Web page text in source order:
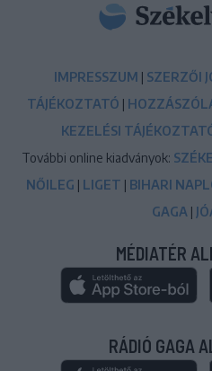
IMPRESSZUM | SZERZŐI
TÁJÉKOZTATÓ |
KEZELÉSI
További online kiadványok:
NŐILEG | LIGET | BIHARI
GAGA |
MÉDIATÉR
RÁDIÓ GAGA